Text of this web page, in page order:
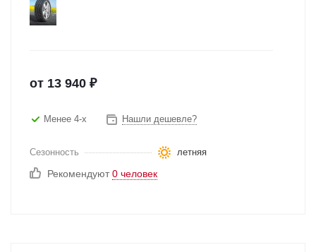
от 13 940 ₽
Менее 4-х Нашли дешевле?
Сезонность летняя
Рекомендуют0 человек